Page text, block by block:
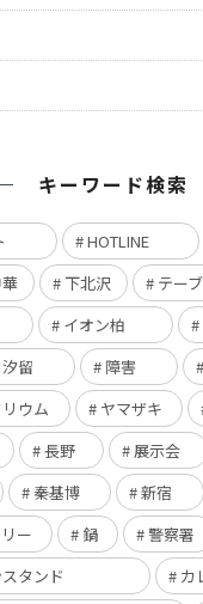
キーワード検索
HOTLINE
下北沢 テー
イオン柏
留
障害
ウム
ヤマザキ
長野 展示会
秦基博 新宿
ー
鍋 警察署
タンド
カ